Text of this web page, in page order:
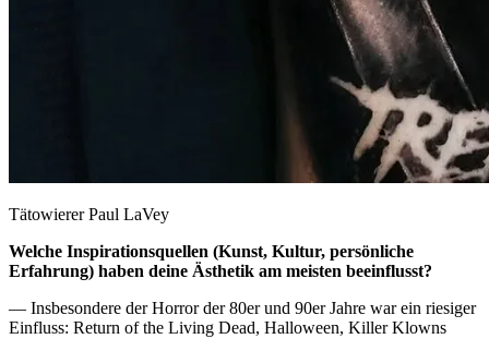
Tätowierer Paul LaVey
Welche Inspirationsquellen (Kunst, Kultur, persönliche
Erfahrung) haben deine Ästhetik am meisten beeinflusst?
— Insbesondere der Horror der 80er und 90er Jahre war ein riesiger
Einfluss: Return of the Living Dead, Halloween, Killer Klowns